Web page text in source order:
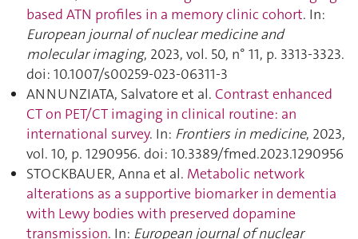
based ATN profiles in a memory clinic cohort. In:
European journal of nuclear medicine and
molecular imaging, 2023, vol. 50, n° 11, p. 3313‑3323.
doi: 10.1007/s00259-023-06311-3
ANNUNZIATA, Salvatore et al. Contrast enhanced
CT on PET/CT imaging in clinical routine: an
international survey. In: Frontiers in medicine, 2023,
vol. 10, p. 1290956. doi: 10.3389/fmed.2023.1290956
STOCKBAUER, Anna et al. Metabolic network
alterations as a supportive biomarker in dementia
with Lewy bodies with preserved dopamine
transmission. In: European journal of nuclear